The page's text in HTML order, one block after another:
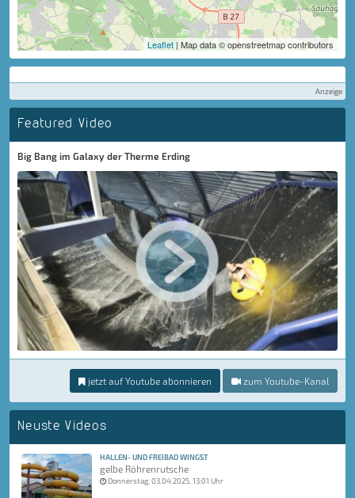
Leaflet | Map data © openstreetmap contributors
Anzeige
Featured Video
Big Bang im Galaxy der Therme Erding
jetzt auf Youtube abonnieren zum Youtube-Kanal
Neuste Videos
HALLEN- UND FREIBAD WINGST
gelbe Röhrenrutsche
Donnerstag, 03.04.2025, 13:01 Uhr